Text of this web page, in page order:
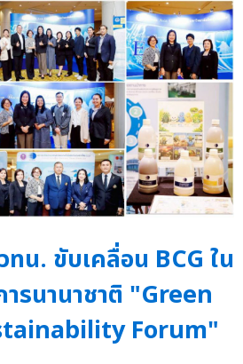
ทน. ขับเคลื่อน BCG ใน
ารนานาชาติ "Green
Forum"